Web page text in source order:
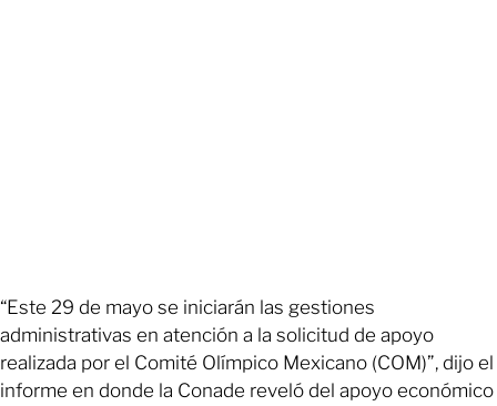
“Este 29 de mayo se iniciarán las gestiones
administrativas en atención a la solicitud de apoyo
realizada por el Comité Olímpico Mexicano (COM)”, dijo el
informe en donde la Conade reveló del apoyo económico